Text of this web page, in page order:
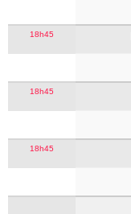
18h45
18h45
18h45